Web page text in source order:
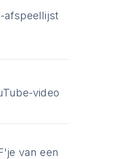
afspeellijst
video
van een